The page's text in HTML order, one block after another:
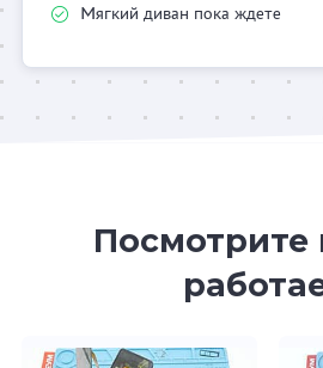
Мягкий диван пока ждете
Посмотрите